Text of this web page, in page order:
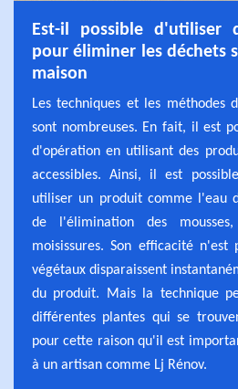
Est-il possible d'utiliser
pour éliminer les déchets
maison
Les techniques et les méthodes
sont nombreuses. En fait, il est
d'opération en utilisant des
accessibles. Ainsi, il est
utiliser un produit comme l'eau
de l'élimination des
moisissures. Son efficacité
végétaux disparaissent
du produit. Mais la technique
différentes plantes qui se
pour cette raison qu'il est
à un artisan comme Lj Rénov.